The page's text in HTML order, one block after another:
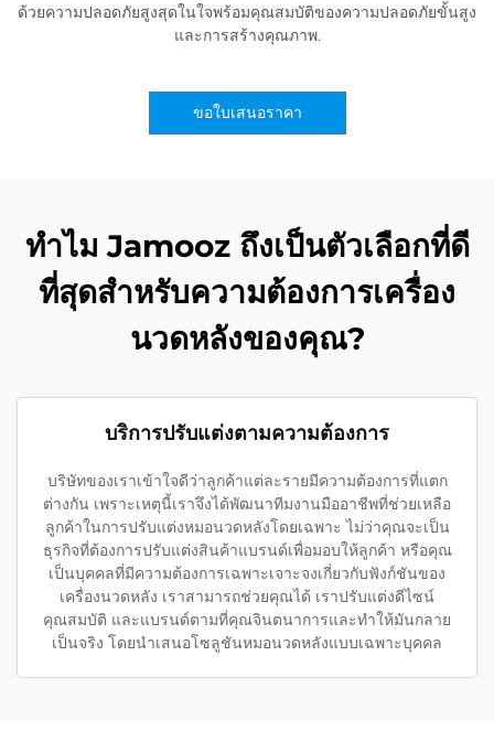
ด้วยความปลอดภัยสูงสุดในใจพร้อมคุณสมบัติของความปลอดภัยขั้นสูง
และการสร้างคุณภาพ.
ขอใบเสนอราคา
ทำไม Jamooz ถึงเป็นตัวเลือกที่ดี
ที่สุดสำหรับความต้องการเครื่อง
นวดหลังของคุณ?
บริการปรับแต่งตามความต้องการ
บริษัทของเราเข้าใจดีว่าลูกค้าแต่ละรายมีความต้องการที่แตก
ต่างกัน เพราะเหตุนี้เราจึงได้พัฒนาทีมงานมืออาชีพที่ช่วยเหลือ
ลูกค้าในการปรับแต่งหมอนวดหลังโดยเฉพาะ ไม่ว่าคุณจะเป็น
ธุรกิจที่ต้องการปรับแต่งสินค้าแบรนด์เพื่อมอบให้ลูกค้า หรือคุณ
เป็นบุคคลที่มีความต้องการเฉพาะเจาะจงเกี่ยวกับฟังก์ชันของ
เครื่องนวดหลัง เราสามารถช่วยคุณได้ เราปรับแต่งดีไซน์
คุณสมบัติ และแบรนด์ตามที่คุณจินตนาการและทำให้มันกลาย
เป็นจริง โดยนำเสนอโซลูชันหมอนวดหลังแบบเฉพาะบุคคล